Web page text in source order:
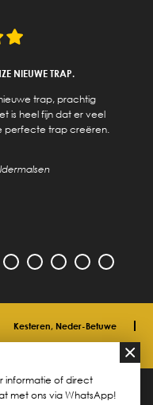
NIEUWE TRAP.
trap, prachtig
is heel fijn dat er veel
perfecte trap creëren.
Kesteren, Neder-Betuwe
Privacyverklaring
informatie of direct
met ons via WhatsApp!